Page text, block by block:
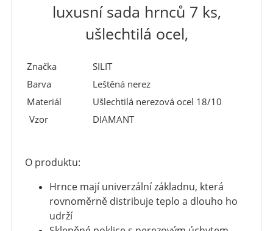
luxusní sada hrnců 7 ks,
ušlechtilá ocel,
Značka
SILIT
Barva
Leštěná nerez
Materiál
Ušlechtilá nerezová ocel 18/10
Vzor
DIAMANT
O produktu:
Hrnce mají univerzální základnu, která
rovnoměrně distribuje teplo a dlouho ho
udrží